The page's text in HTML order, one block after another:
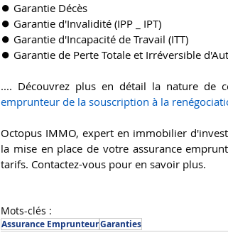
⏺ Garantie Décès
⏺ Garantie d'Invalidité (IPP _ IPT)
⏺ Garantie d'Incapacité de Travail (ITT)
⏺ Garantie de Perte Totale et Irréversible
.... Découvrez plus en détail la nature de
emprunteur de la souscription à la
Octopus IMMO, expert en immobilier
la mise en place de votre assurance
tarifs. Contactez-vous pour en savoir plus.
Mots-clés :
Assurance EmprunteurGaranties